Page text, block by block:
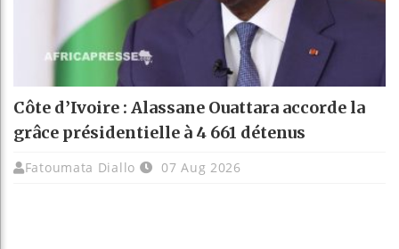
Côte d’Ivoire : Alassane Ouattara accorde la
grâce présidentielle à 4 661 détenus
Fatoumata Diallo 07 Aug 2026